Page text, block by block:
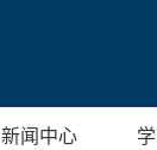
新闻中心